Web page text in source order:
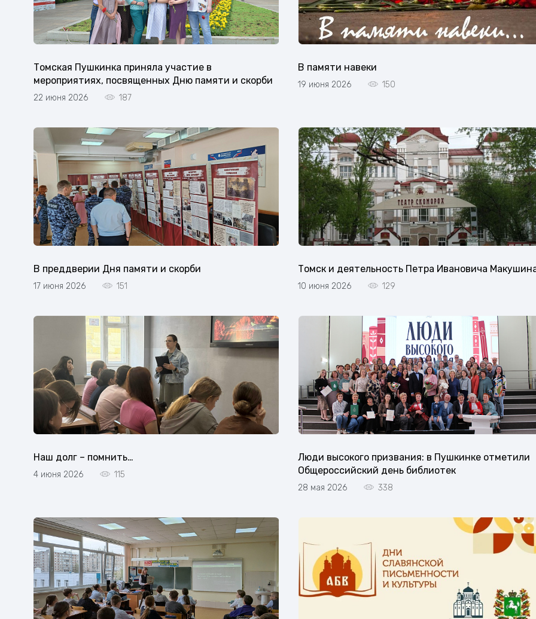
Томская Пушкинка приняла участие в
мероприятиях, посвященных Дню памяти и скорби
22 июня 2026 187
В памяти навеки
19 июня 2026 150
В преддверии Дня памяти и скорби
17 июня 2026 151
Томск и деятельность Петра Ивановича
10 июня 2026 129
Наш долг – помнить…
4 июня 2026 115
Люди высокого призвания: в Пушкинке отметили
Общероссийский день библиотек
28 мая 2026 338